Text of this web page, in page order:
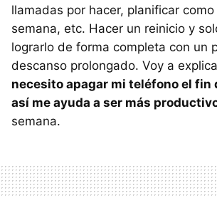
llamadas por hacer, planificar
semana, etc. Hacer un reinicio y
lograrlo de forma completa con un
descanso prolongado. Voy a
necesito apagar mi teléfono el fin
así me ayuda a ser más
semana.